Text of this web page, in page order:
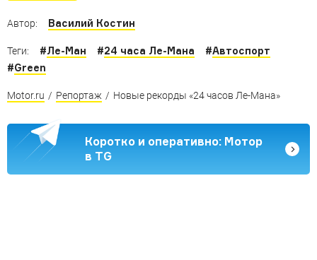
Автор: Василий Костин
Теги: #Ле-Ман #24 часа Ле-Мана #Автоспорт
#Green
Motor.ru / Репортаж / Новые рекорды «24 часов Ле-Мана»
Коротко и оперативно: Мотор
в TG